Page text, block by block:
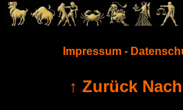
Impressum-
↑ Zurück